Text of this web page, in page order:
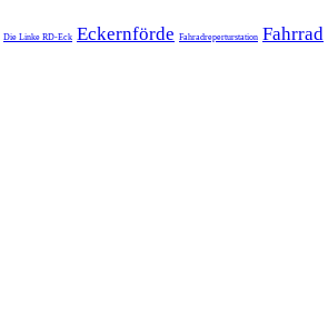
Die Linke RD-Eck Eckernförde Fahradreperturstation Fahrrad